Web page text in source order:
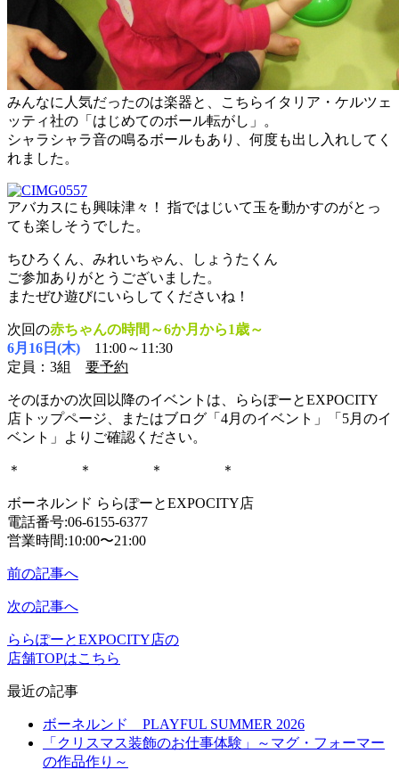
みんなに人気だったのは楽器と、こちらイタリア・ケルツェ
ッティ社の「はじめてのボール転がし」。
シャラシャラ音の鳴るボールもあり、何度も出し入れしてく
れました。
アバカスにも興味津々！ 指ではじいて玉を動かすのがとっ
ても楽しそうでした。
ちひろくん、みれいちゃん、しょうたくん
ご参加ありがとうございました。
またぜひ遊びにいらしてくださいね！
次回の赤ちゃんの時間～6か月から1歳～
6月16日(木) 11:00～11:30
定員：3組 要予約
そのほかの次回以降のイベントは、ららぽーとEXPOCITY
店トップページ、またはブログ「4月のイベント」「5月のイ
ベント」よりご確認ください。
＊ ＊ ＊ ＊
ボーネルンド ららぽーとEXPOCITY店
電話番号:06-6155-6377
営業時間:10:00〜21:00
前の記事へ
次の記事へ
ららぽーとEXPOCITY店の
店舗TOPはこちら
最近の記事
ボーネルンド PLAYFUL SUMMER 2026
「クリスマス装飾のお仕事体験」～マグ・フォーマー
の作品作り～